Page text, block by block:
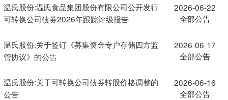
温氏股份:温氏食品集团股份有限公司公开发行
可转换公司债券2026年跟踪评级报告
2026-06-22
全部公告
温氏股份:关于签订《募集资金专户存储四方监
管协议》的公告
2026-06-17
全部公告
温氏股份:关于可转换公司债券转股价格调整的
公告
2026-06-16
全部公告